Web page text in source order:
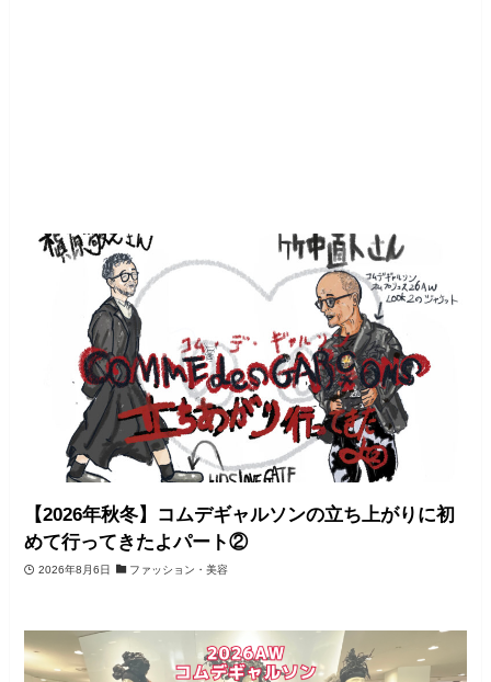
【2026年秋冬】コムデギャルソンの立ち上がりに初
めて行ってきたよパート②
2026年8月6日 ファッション・美容